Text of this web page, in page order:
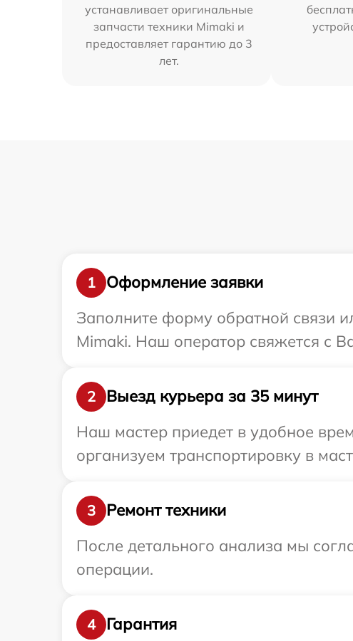
устанавливает оригинальные
запчасти техники Mimaki и
предоставляет гарантию до 3
лет.
1
Оформление заявки
Заполните форму обратной связи
Mimaki. Наш оператор свяжется с
2
Выезд курьера за 35 минут
Наш мастер приедет в удобное
организуем транспортировку в
3
Ремонт техники
После детального анализа мы
операции.
4
Гарантия